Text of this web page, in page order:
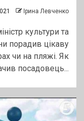
Ірина Левченко
культури та
порадив цікаву
чи на пляжі. Як
посадовець...